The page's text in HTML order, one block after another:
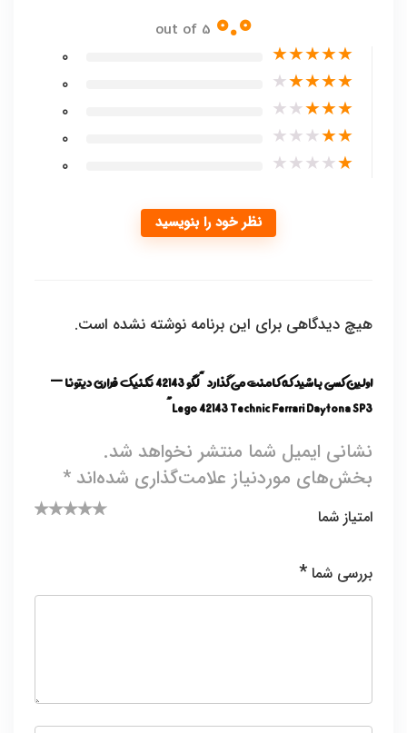
0.0
out of 5
★
★
★
★
★
0
★
★
★
★
★
0
★
★
★
★
★
0
★
★
★
★
★
0
★
★
★
★
★
0
نظر خود را بنویسید
هیچ دیدگاهی برای این برنامه نوشته نشده است.
اولین کسی باشید که کامنت می گذارد “لگو 42143 تکنیک فراری دیتونا —
Lego 42143 Technic Ferrari Daytona SP3”
نشانی ایمیل شما منتشر نخواهد شد.
بخش‌های موردنیاز علامت‌گذاری شده‌اند *
امتیاز شما
س
بررسی شما *